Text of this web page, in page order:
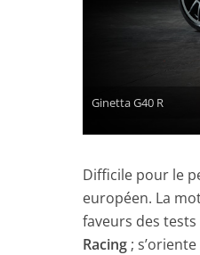
Ginetta G40 R
Difficile pour le
européen. La
faveurs des
Racing ;